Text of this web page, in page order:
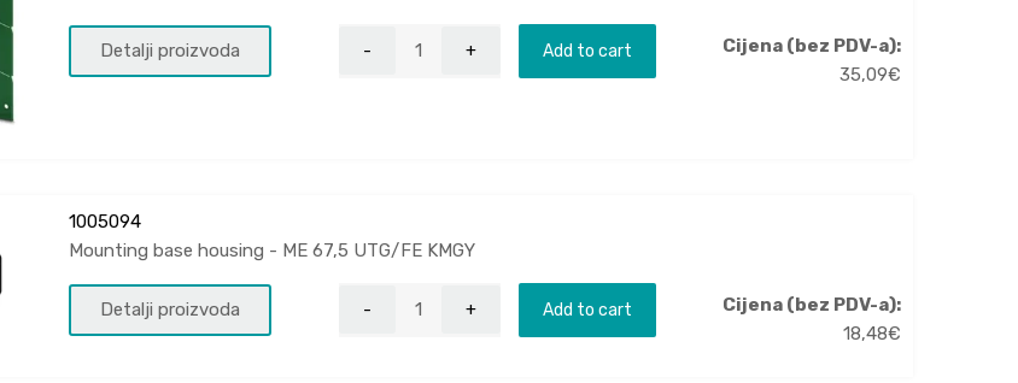
Detalji proizvoda Add to cart
Cijena (bez PDV-a):
35,09€
1005094
Mounting base housing - ME 67,5 UTG/FE KMGY
Detalji proizvoda Add to cart
Cijena (bez PDV-a):
18,48€